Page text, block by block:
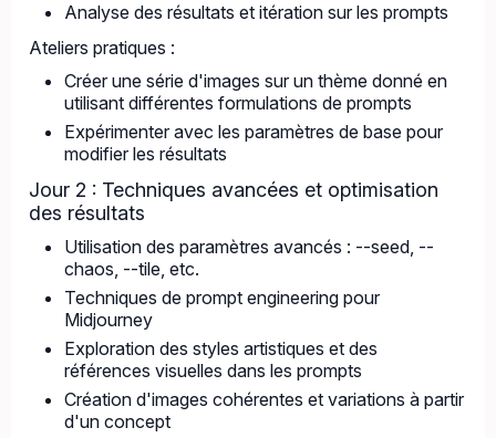
Analyse des résultats et itération sur les prompts
Ateliers pratiques :
Créer une série d'images sur un thème donné en
utilisant différentes formulations de prompts
Expérimenter avec les paramètres de base pour
modifier les résultats
Jour 2 : Techniques avancées et optimisation
des résultats
Utilisation des paramètres avancés : --seed, --
chaos, --tile, etc.
Techniques de prompt engineering pour
Midjourney
Exploration des styles artistiques et des
références visuelles dans les prompts
Création d'images cohérentes et variations à partir
d'un concept